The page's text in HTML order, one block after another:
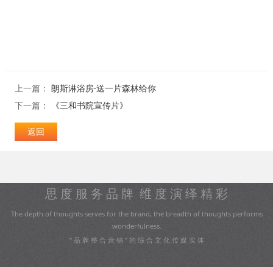
上一篇： 朗斯淋浴房·送一片森林给你
下一篇：
《三和书院宣传片》
返回
思 度 服 务 品 牌 维 度 演 绎 精 彩
The depth of thoughts serves for the brand, the breadth of thoughts performs
wonderfulness.
“ 品 牌 整 合 营 销 ” 的 综 合 文 化 传 媒 实 体